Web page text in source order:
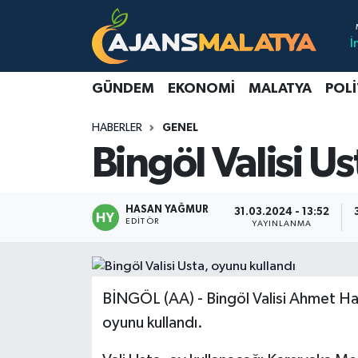
GÜNDEM EKONOMI MALATYA
HABERLER GENEL
Bingöl Valisi
HASAN YAĞMUR
EDITÖR
31.03.2024 - 13:52
YAYINLANMA
BİNGÖL (AA) - Bingöl Valisi Ahmet
oyunu kullandı.
Gündem
Kültür & Sanat
Malatya Nöbetçi Eczaneler
Malatya Trafik Yoğunluk Haritası
TFF 3.Lig 2.Grup Puan Durumu ve Fikstür
Tüm Manşetler
Son Dakika Haberleri